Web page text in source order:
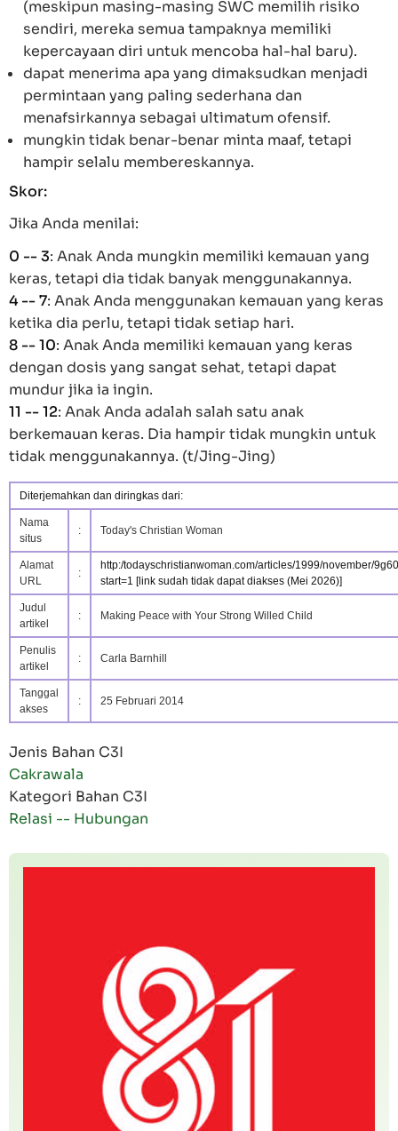
(meskipun masing-masing SWC memilih risiko
sendiri, mereka semua tampaknya memiliki
kepercayaan diri untuk mencoba hal-hal baru).
dapat menerima apa yang dimaksudkan menjadi
permintaan yang paling sederhana dan
menafsirkannya sebagai ultimatum ofensif.
mungkin tidak benar-benar minta maaf, tetapi
hampir selalu membereskannya.
Skor:
Jika Anda menilai:
0 -- 3: Anak Anda mungkin memiliki kemauan yang
keras, tetapi dia tidak banyak menggunakannya.
4 -- 7: Anak Anda menggunakan kemauan yang keras
ketika dia perlu, tetapi tidak setiap hari.
8 -- 10: Anak Anda memiliki kemauan yang keras
dengan dosis yang sangat sehat, tetapi dapat
mundur jika ia ingin.
11 -- 12: Anak Anda adalah salah satu anak
berkemauan keras. Dia hampir tidak mungkin untuk
tidak menggunakannya. (t/Jing-Jing)
Diterjemahkan dan diringkas dari:
Nama
situs
: Today's Christian Woman
Alamat
URL
:
http:/todayschristianwoman.com/articles/1999/november/
start=1 [link sudah tidak dapat diakses (Mei 2026)]
Judul
artikel
: Making Peace with Your Strong Willed Child
Penulis
artikel
: Carla Barnhill
Tanggal
akses
: 25 Februari 2014
Jenis Bahan C3I
Cakrawala
Kategori Bahan C3I
Relasi -- Hubungan